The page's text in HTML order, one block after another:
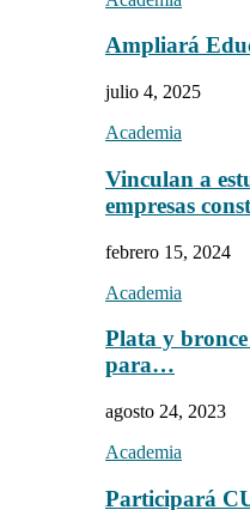
Ampliará
julio 4, 2025
Academia
Vinculan a
empresas
febrero 15, 2024
Academia
Plata y
para…
agosto 24, 2023
Academia
Participará